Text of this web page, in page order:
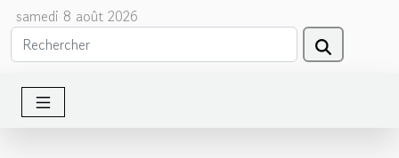
samedi 8 août 2026